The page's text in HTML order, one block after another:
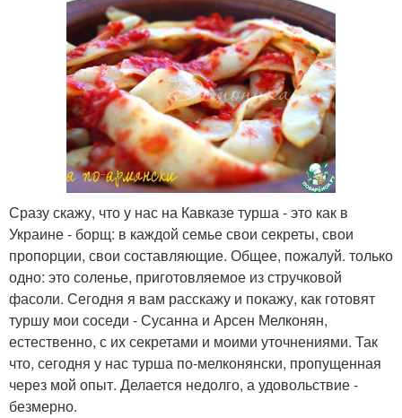
Сразу скажу, что у нас на Кавказе турша - это как в
Украине - борщ: в каждой семье свои секреты, свои
пропорции, свои составляющие. Общее, пожалуй. только
одно: это соленье, приготовляемое из стручковой
фасоли. Сегодня я вам расскажу и покажу, как готовят
туршу мои соседи - Сусанна и Арсен Мелконян,
естественно, с их секретами и моими уточнениями. Так
что, сегодня у нас турша по-мелконянски, пропущенная
через мой опыт. Делается недолго, а удовольствие -
безмерно.